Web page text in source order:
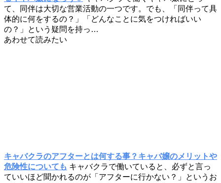
て、同伴は大切な営業活動の一つです。でも、「同伴って具
体的に何をするの？」「どんなことに気をつければいい
の？」という疑問を持っ…
あわせて読みたい
キャバクラのアフターとは何する事？キャバ嬢のメリットや
危険性についても キャバクラで働いていると、必ずと言っ
ていいほど聞かれるのが「アフターに行かない？」というお